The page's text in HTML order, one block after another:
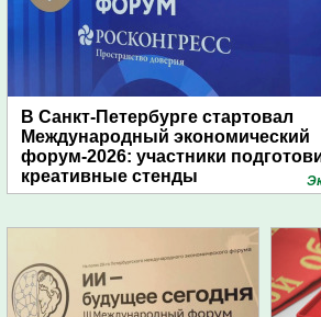
В Санкт-Петербурге стартовал
Международный экономический
форум-2026: участники
креативные стенды